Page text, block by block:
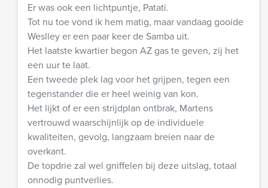
Er was ook een lichtpuntje, Patati.
Tot nu toe vond ik hem matig, maar vandaag gooide
Weslley er een paar keer de Samba uit.
Het laatste kwartier begon AZ gas te geven, zij het
een uur te laat.
Een tweede plek lag voor het grijpen, tegen een
tegenstander die er heel weinig van kon.
Het lijkt of er een strijdplan ontbrak, Martens
vertrouwd waarschijnlijk op de individuele
kwaliteiten, gevolg, langzaam breien naar de
overkant.
De topdrie zal wel gniffelen bij deze uitslag, totaal
onnodig puntverlies.